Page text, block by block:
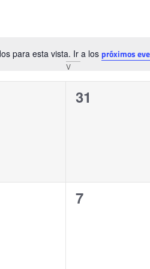
Aviso
para esta vista. Ir a los próximos
V
0
31
0
7